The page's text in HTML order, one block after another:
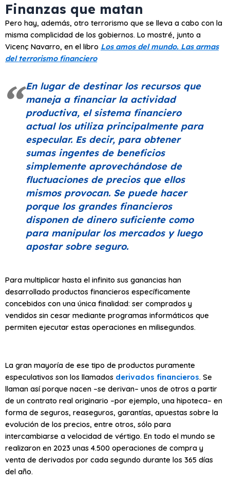
Finanzas que matan
Pero hay, además, otro terrorismo que se lleva a cabo con la
misma complicidad de los gobiernos. Lo mostré, junto a
Vicenç Navarro, en el libro Los amos del mundo. Las armas
del terrorismo financiero
En lugar de destinar los recursos que
maneja a financiar la actividad
productiva, el sistema financiero
actual los utiliza principalmente para
especular. Es decir, para obtener
sumas ingentes de beneficios
simplemente aprovechándose de
fluctuaciones de precios que ellos
mismos provocan. Se puede hacer
porque los grandes financieros
disponen de dinero suficiente como
para manipular los mercados y luego
apostar sobre seguro.
Para multiplicar hasta el infinito sus ganancias han
desarrollado productos financieros específicamente
concebidos con una única finalidad: ser comprados y
vendidos sin cesar mediante programas informáticos que
permiten ejecutar estas operaciones en milisegundos.
La gran mayoría de ese tipo de productos puramente
especulativos son los llamados derivados financieros. Se
llaman así porque nacen –se derivan– unos de otros a partir
de un contrato real originario –por ejemplo, una hipoteca– en
forma de seguros, reaseguros, garantías, apuestas sobre la
evolución de los precios, entre otros, sólo para
intercambiarse a velocidad de vértigo. En todo el mundo se
realizaron en 2023 unas 4.500 operaciones de compra y
venta de derivados por cada segundo durante los 365 días
del año.